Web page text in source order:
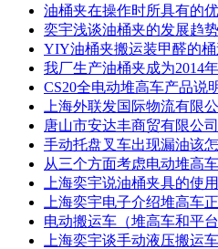
油桶夹在操作时所具有的
奕宇浅谈油桶夹的发展趋势
YIY油桶夹搬运装甲醛的
我厂生产油桶夹成为2014
CS20全电动堆高车产品说
上海外联发国际物流有限
唐山市安达丰商贸有限公
手动托盘叉车出现漏油该
从三个方面考虑电动堆高
上海奕宇说油桶夹具的使
上海奕宇电子介绍堆高车
电动搬运车（堆高车和平
上海奕宇谈手动液压搬运